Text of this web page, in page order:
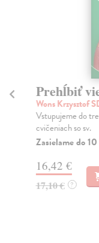
Prehĺbiť
Wons Krzysztof
Vstupujeme do
cvičeniach so sv.
Zasielame do
16,42 €
17,10 € ?